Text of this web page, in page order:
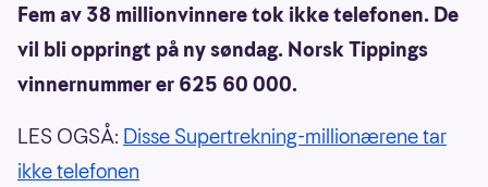
Fem av 38 millionvinnere tok ikke telefonen. De
vil bli oppringt på ny søndag. Norsk Tippings
vinnernummer er 625 60 000.
LES OGSÅ: Disse Supertrekning-millionærene tar
ikke telefonen